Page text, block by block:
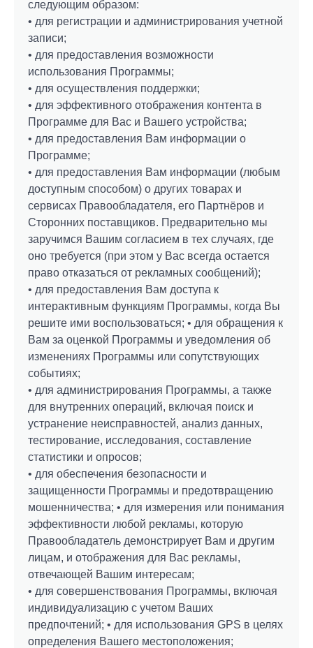
следующим образом:
• для регистрации и администрирования учетной
записи;
• для предоставления возможности
использования Программы;
• для осуществления поддержки;
• для эффективного отображения контента в
Программе для Вас и Вашего устройства;
• для предоставления Вам информации о
Программе;
• для предоставления Вам информации (любым
доступным способом) о других товарах и
сервисах Правообладателя, его Партнёров и
Сторонних поставщиков. Предварительно мы
заручимся Вашим согласием в тех случаях, где
оно требуется (при этом у Вас всегда остается
право отказаться от рекламных сообщений);
• для предоставления Вам доступа к
интерактивным функциям Программы, когда Вы
решите ими воспользоваться; • для обращения к
Вам за оценкой Программы и уведомления об
изменениях Программы или сопутствующих
событиях;
• для администрирования Программы, а также
для внутренних операций, включая поиск и
устранение неисправностей, анализ данных,
тестирование, исследования, составление
статистики и опросов;
• для обеспечения безопасности и
защищенности Программы и предотвращению
мошенничества; • для измерения или понимания
эффективности любой рекламы, которую
Правообладатель демонстрирует Вам и другим
лицам, и отображения для Вас рекламы,
отвечающей Вашим интересам;
• для совершенствования Программы, включая
индивидуализацию с учетом Ваших
предпочтений; • для использования GPS в целях
определения Вашего местоположения;